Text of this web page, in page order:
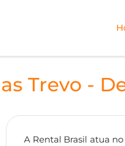
Trevo -
A Rental Brasil atua